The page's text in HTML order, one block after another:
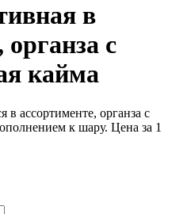
в
органза с
кайма
в ассортименте, органза с
к шару. Цена за 1